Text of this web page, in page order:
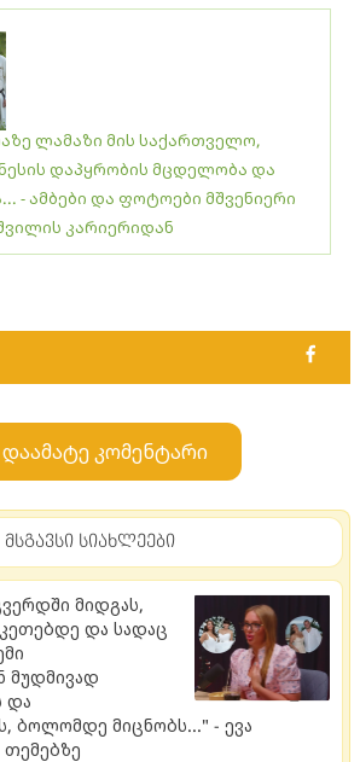
ლამაზი მის საქართველო,
დაპყრობის მცდელობა და
- ამბები და ფოტოები მშვენიერი
კარიერიდან
დაამატე კომენტარი
მსგავსი სიახლეები
მიდგას,
და სადაც
მუდმივად
და
ბოლომდე მიცნობს..." - ევა
თემებზე